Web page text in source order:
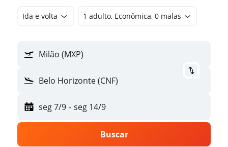
Ida e volta 1 adulto, Econômica, 0 malas
Milão (MXP)
Belo Horizonte (CNF)
seg 7/9 - seg 14/9
Buscar